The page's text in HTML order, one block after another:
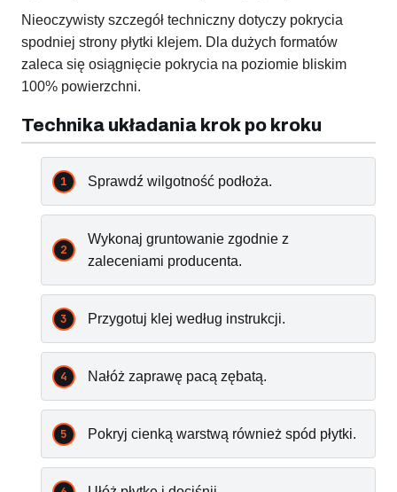
Nieoczywisty szczegół techniczny dotyczy pokrycia
spodniej strony płytki klejem. Dla dużych formatów
zaleca się osiągnięcie pokrycia na poziomie bliskim
100% powierzchni.
Technika układania krok po kroku
Sprawdź wilgotność podłoża.
Wykonaj gruntowanie zgodnie z
zaleceniami producenta.
Przygotuj klej według instrukcji.
Nałóż zaprawę pacą zębatą.
Pokryj cienką warstwą również spód płytki.